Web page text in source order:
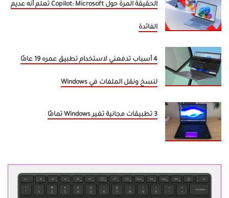
الحقيقة المرة حول Copilot: Microsoft تعلم أنه عديم
الفائدة
4 أسباب تدفعني لاستخدام تطبيق عمره 19 عامًا
لنسخ ونقل الملفات في Windows
3 تطبيقات مجانية تغير Windows تمامًا